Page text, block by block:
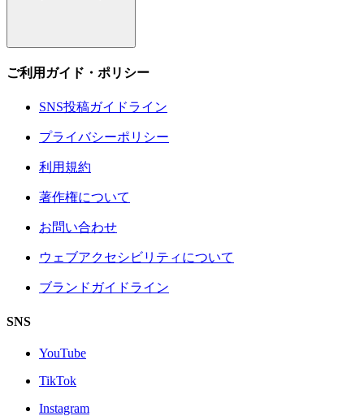
ご利用ガイド・ポリシー
SNS投稿ガイドライン
プライバシーポリシー
利用規約
著作権について
お問い合わせ
ウェブアクセシビリティについて
ブランドガイドライン
SNS
YouTube
TikTok
Instagram